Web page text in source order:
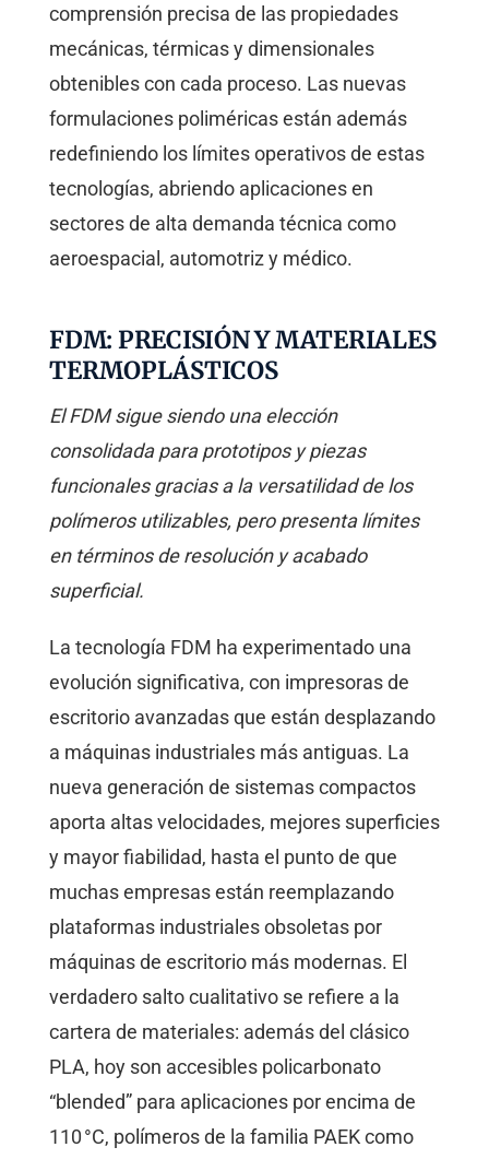
comprensión precisa de las propiedades
mecánicas, térmicas y dimensionales
obtenibles con cada proceso. Las nuevas
formulaciones poliméricas están además
redefiniendo los límites operativos de estas
tecnologías, abriendo aplicaciones en
sectores de alta demanda técnica como
aeroespacial, automotriz y médico.
FDM: PRECISIÓN Y MATERIALES
TERMOPLÁSTICOS
El FDM sigue siendo una elección
consolidada para prototipos y piezas
funcionales gracias a la versatilidad de los
polímeros utilizables, pero presenta límites
en términos de resolución y acabado
superficial.
La tecnología FDM ha experimentado una
evolución significativa, con impresoras de
escritorio avanzadas que están desplazando
a máquinas industriales más antiguas. La
nueva generación de sistemas compactos
aporta altas velocidades, mejores superficies
y mayor fiabilidad, hasta el punto de que
muchas empresas están reemplazando
plataformas industriales obsoletas por
máquinas de escritorio más modernas. El
verdadero salto cualitativo se refiere a la
cartera de materiales: además del clásico
PLA, hoy son accesibles policarbonato
“blended” para aplicaciones por encima de
110 °C, polímeros de la familia PAEK como